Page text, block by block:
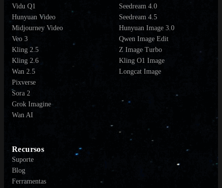
Vidu Q1
Hunyuan Video
Midjourney Video
Veo 3
Kling 2.5
Kling 2.6
Wan 2.5
Pixverse
Sora 2
Grok Imagine
Wan AI
Seedream 4.0
Seedream 4.5
Hunyuan Image 3.0
Qwen Image Edit
Z Image Turbo
Kling O1 Image
Longcat Image
Recursos
Suporte
Blog
Ferramentas